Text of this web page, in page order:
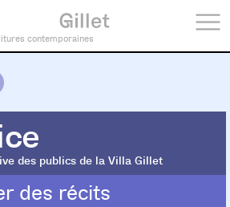
contemporaines
des publics de la Villa Gillet
des récits